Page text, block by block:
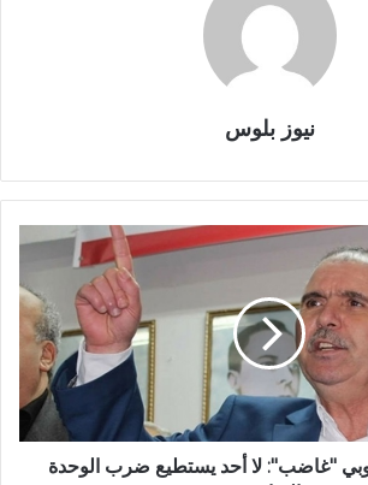
نيوز بلوس
"غاضب": لا أحد يستطيع ضرب الوحدة